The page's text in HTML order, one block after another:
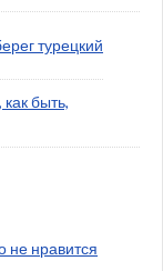
турецкий
быть,
не нравится